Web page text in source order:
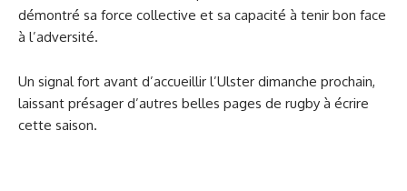
démontré sa force collective et sa capacité à tenir bon face
à l’adversité.
Un signal fort avant d’accueillir l’Ulster dimanche prochain,
laissant présager d’autres belles pages de rugby à écrire
cette saison.